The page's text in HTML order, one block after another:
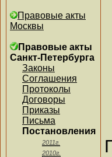
Правовые акты
Москвы
Правовые акты
Санкт-Петербурга
Законы
Соглашения
Протоколы
Договоры
Приказы
Письма
Постановления
2011г.
2010г.